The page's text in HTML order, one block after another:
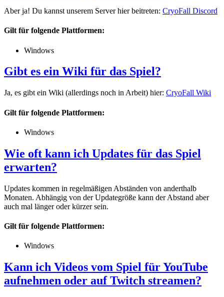
Aber ja! Du kannst unserem Server hier beitreten: CryoFall Discord
Gilt für folgende Plattformen:
Windows
Gibt es ein Wiki für das Spiel?
Ja, es gibt ein Wiki (allerdings noch in Arbeit) hier: CryoFall Wiki
Gilt für folgende Plattformen:
Windows
Wie oft kann ich Updates für das Spiel
erwarten?
Updates kommen in regelmäßigen Abständen von anderthalb
Monaten. Abhängig von der Updategröße kann der Abstand aber
auch mal länger oder kürzer sein.
Gilt für folgende Plattformen:
Windows
Kann ich Videos vom Spiel für YouTube
aufnehmen oder auf Twitch streamen?